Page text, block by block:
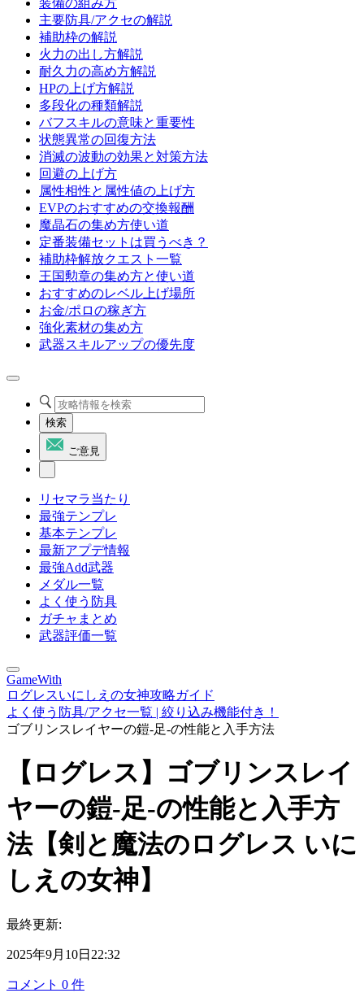
装備の組み方
主要防具/アクセの解説
補助枠の解説
火力の出し方解説
耐久力の高め方解説
HPの上げ方解説
多段化の種類解説
バフスキルの意味と重要性
状態異常の回復方法
消滅の波動の効果と対策方法
回避の上げ方
属性相性と属性値の上げ方
EVPのおすすめの交換報酬
魔晶石の集め方使い道
定番装備セットは買うべき？
補助枠解放クエスト一覧
王国勲章の集め方と使い道
おすすめのレベル上げ場所
お金/ポロの稼ぎ方
強化素材の集め方
武器スキルアップの優先度
検索
ご意見
リセマラ当たり
最強テンプレ
基本テンプレ
最新アプデ情報
最強Add武器
メダル一覧
よく使う防具
ガチャまとめ
武器評価一覧
GameWith
ログレスいにしえの女神攻略ガイド
よく使う防具/アクセ一覧 | 絞り込み機能付き！
ゴブリンスレイヤーの鎧-足-の性能と入手方法
【ログレス】ゴブリンスレイ
ヤーの鎧-足-の性能と入手方
法【剣と魔法のログレス いに
しえの女神】
最終更新:
2025年9月10日22:32
コメント 0 件